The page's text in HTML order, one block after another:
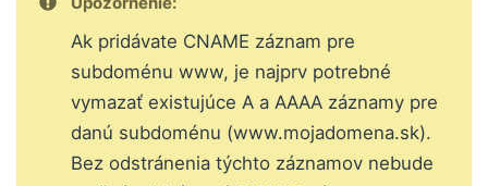
Ak pridávate CNAME záznam pre
subdoménu www, je najprv potrebné
vymazať existujúce A a AAAA záznamy pre
danú subdoménu (www.mojadomena.sk).
Bez odstránenia týchto záznamov nebude